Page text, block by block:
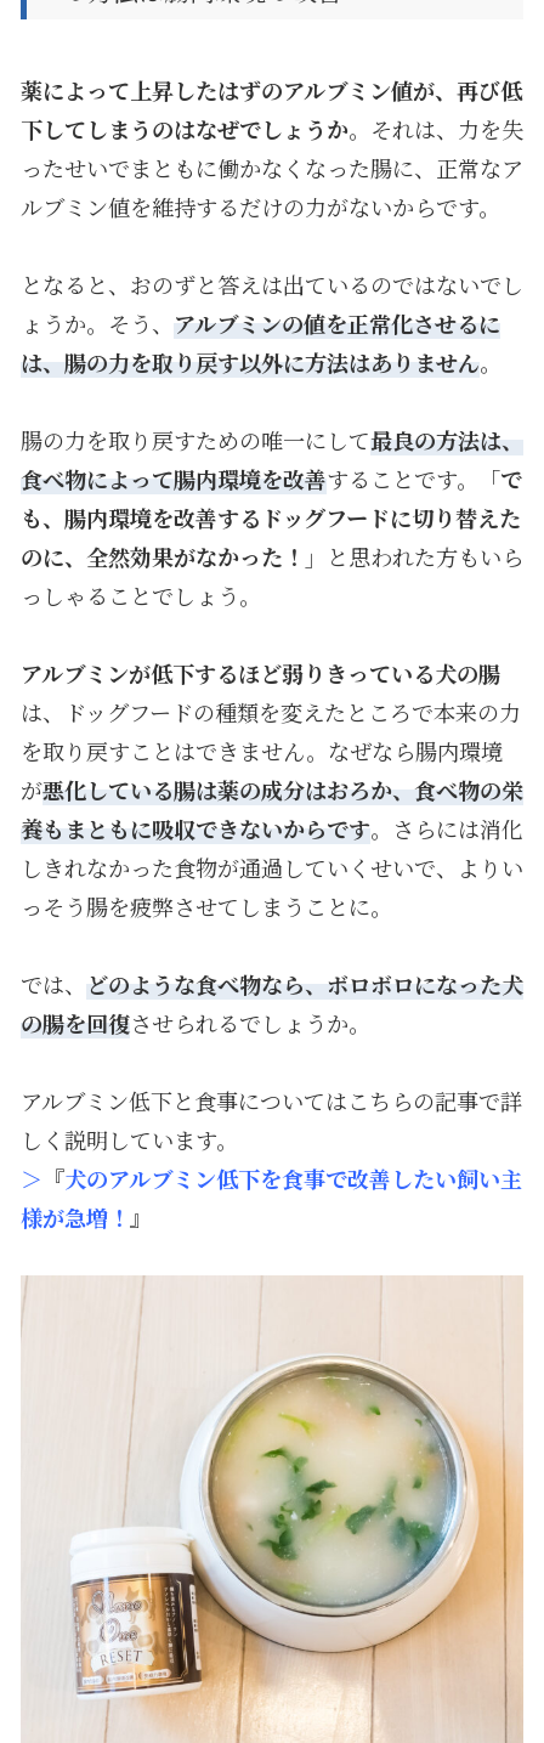
薬によって上昇したはずのアルブミン値が、再び低
下してしまうのはなぜでしょうか。それは、力を失
ったせいでまともに働かなくなった腸に、正常なア
ルブミン値を維持するだけの力がないからです。
となると、おのずと答えは出ているのではないでし
ょうか。そう、 アルブミンの値を正常化させるに
は、腸の力を取り戻す以外に方法はありません。
腸の力を取り戻すための唯一にして最良の方法は、
食べ物によって腸内環境を改善することです。「で
も、腸内環境を改善するドッグフードに切り替えた
のに、全然効果がなかった！ 」と思われた方もいら
っしゃることでしょう。
アルブミンが低下するほど弱りきっている犬の腸
は、ドッグフードの種類を変えたところで本来の力
を取り戻すことはできません。なぜなら腸内環境
が悪化している腸は薬の成分はおろか、食べ物の栄
養もまともに吸収できないからです。さらには消化
しきれなかった食物が通過していくせいで、よりい
っそう腸を疲弊させてしまうことに。
では、 どのような食べ物なら、ボロボロになった犬
の腸を回復させられるでしょうか。
アルブミン低下と食事についてはこちらの記事で詳
しく説明しています。
＞ 『犬のアルブミン低下を食事で改善したい飼い主
様が急増！ 』